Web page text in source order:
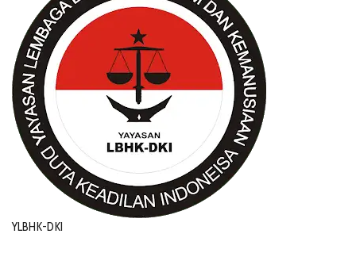
YLBHK-DKI